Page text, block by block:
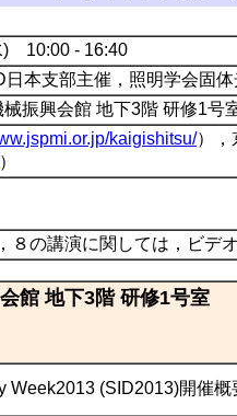
) 10:00 - 16:40
日本支部主催，照明学会固
振興会館 地下3階 研修1
kaigishitsu/），
）
８の講演に関しては，ビデ
館 地下3階 研修1号室
Week2013 (SID2013)開催概